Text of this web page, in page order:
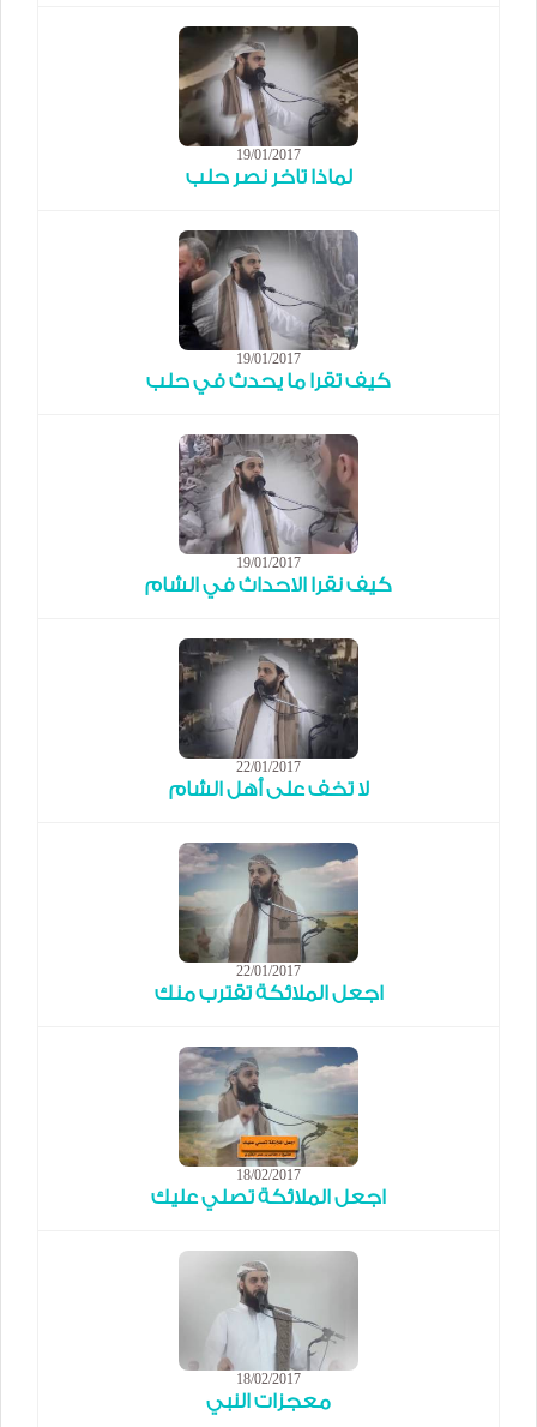
19/01/2017
لماذا تاخر نصر حلب
19/01/2017
كيف تقرا ما يحدث في حلب
19/01/2017
كيف نقرا الاحداث في الشام
22/01/2017
لا تخف على أهل الشام
22/01/2017
اجعل الملائكة تقترب منك
18/02/2017
اجعل الملائكة تصلي عليك
18/02/2017
معجزات النبي